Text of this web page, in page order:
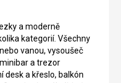
a moderně
kategorií. Všechny
vanou, vysoušeč
a trezor
desk a křeslo, balkón